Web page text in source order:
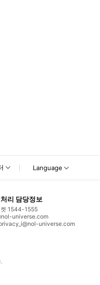
Language
리 담당정보
켓 1544-1555
universe.com
universe.com